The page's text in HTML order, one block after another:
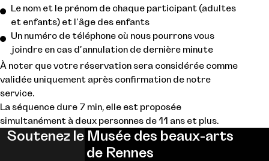
Le nom et le prénom de chaque participant (adultes
et enfants) et l'âge des enfants
Un numéro de téléphone où nous pourrons vous
joindre en cas d'annulation de dernière minute
À noter que votre réservation sera considérée comme
validée uniquement après confirmation de notre
service.
La séquence dure 7 min, elle est proposée
simultanément à deux personnes de 11 ans et plus.
Soutenez le Musée des beaux-arts
de Rennes